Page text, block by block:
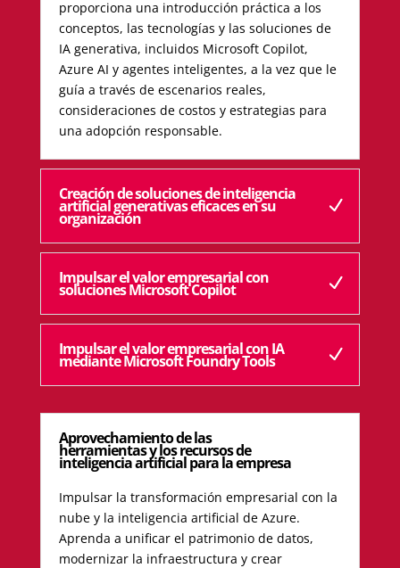
proporciona una introducción práctica a los
conceptos, las tecnologías y las soluciones de
IA generativa, incluidos Microsoft Copilot,
Azure AI y agentes inteligentes, a la vez que le
guía a través de escenarios reales,
consideraciones de costos y estrategias para
una adopción responsable.
Creación de soluciones de inteligencia
artificial generativas eficaces en su
organización
Impulsar el valor empresarial con
soluciones Microsoft Copilot
Impulsar el valor empresarial con IA
mediante Microsoft Foundry Tools
Aprovechamiento de las
herramientas y los recursos de
inteligencia artificial para la empresa
Impulsar la transformación empresarial con la
nube y la inteligencia artificial de Azure.
Aprenda a unificar el patrimonio de datos,
modernizar la infraestructura y crear